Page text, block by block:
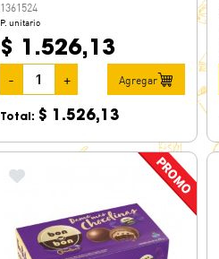
1361524
P. unitario
$ 1.526,13
- + Agregar
Total: $ 1.526,13